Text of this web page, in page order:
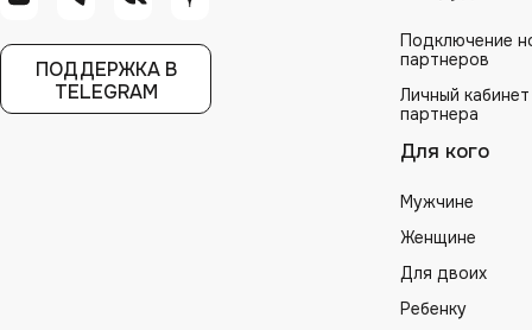
ПОДДЕРЖКА В
TELEGRAM
Подключение
партнеров
Личный кабинет
партнера
Для кого
Мужчине
Женщине
Для двоих
Ребенку